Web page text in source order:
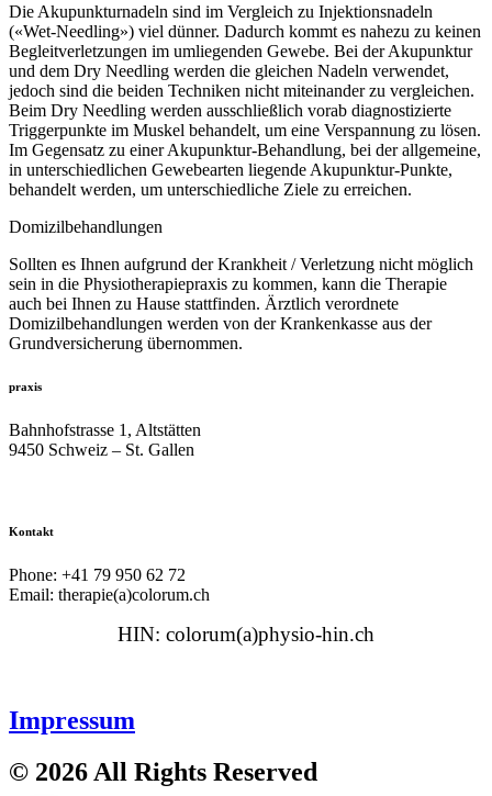
Die Akupunkturnadeln sind im Vergleich zu Injektionsnadeln
(«Wet-Needling») viel dünner. Dadurch kommt es nahezu zu keinen
Begleitverletzungen im umliegenden Gewebe. Bei der Akupunktur
und dem Dry Needling werden die gleichen Nadeln verwendet,
jedoch sind die beiden Techniken nicht miteinander zu vergleichen.
Beim Dry Needling werden ausschließlich vorab diagnostizierte
Triggerpunkte im Muskel behandelt, um eine Verspannung zu lösen.
Im Gegensatz zu einer Akupunktur-Behandlung, bei der allgemeine,
in unterschiedlichen Gewebearten liegende Akupunktur-Punkte,
behandelt werden, um unterschiedliche Ziele zu erreichen.
Domizilbehandlungen
Sollten es Ihnen aufgrund der Krankheit / Verletzung nicht möglich
sein in die Physiotherapiepraxis zu kommen, kann die Therapie
auch bei Ihnen zu Hause stattfinden. Ärztlich verordnete
Domizilbehandlungen werden von der Krankenkasse aus der
Grundversicherung übernommen.
praxis
Bahnhofstrasse 1, Altstätten
9450 Schweiz – St. Gallen
Kontakt
Phone: +41 79 950 62 72
Email: therapie(a)colorum.ch
HIN: colorum(a)physio-hin.ch
Impressum
© 2026 All Rights Reserved